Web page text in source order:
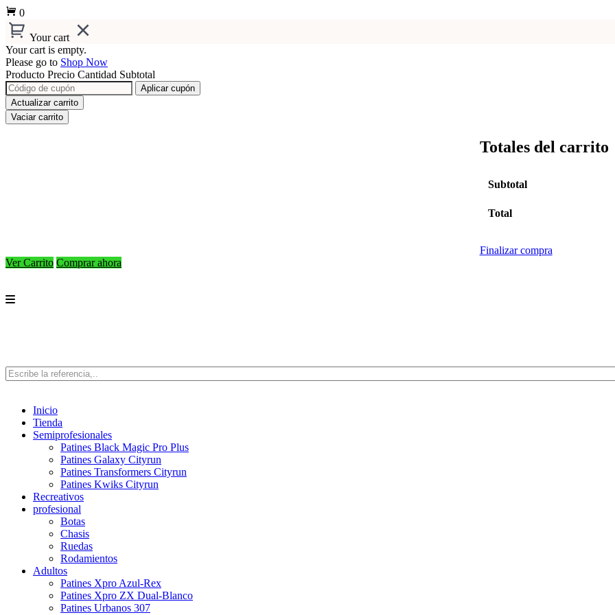
0
Your cart
Your cart is empty.
Please go to Shop Now
Producto Precio Cantidad Subtotal
Aplicar cupón
Actualizar carrito
Vaciar carrito
Totales del carrito
Subtotal
Total
Finalizar compra
Ver Carrito Comprar ahora
contenido
Inicio
Tienda
Semiprofesionales
Patines Black Magic Pro Plus
Patines Galaxy Cityrun
Patines Transformers Cityrun
Patines Kwiks Cityrun
Recreativos
profesional
Botas
Chasis
Ruedas
Rodamientos
Adultos
Patines Xpro Azul-Rex
Patines Xpro ZX Dual-Blanco
Patines Urbanos 307